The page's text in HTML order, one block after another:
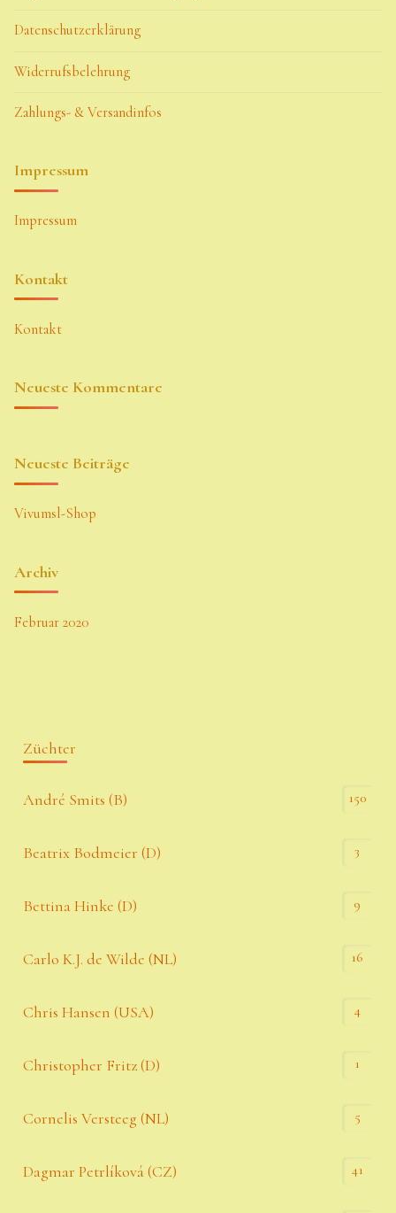
Datenschutzerklärung
Widerrufsbelehrung
Zahlungs- & Versandinfos
Impressum
Impressum
Kontakt
Kontakt
Neueste Kommentare
Neueste Beiträge
Vivumsl-Shop
Archiv
Februar 2020
Züchter
André Smits (B) 150
Beatrix Bodmeier (D) 3
Bettina Hinke (D) 9
Carlo K.J. de Wilde (NL) 16
Chris Hansen (USA) 4
Christopher Fritz (D) 1
Cornelis Versteeg (NL) 5
Dagmar Petrlíková (CZ) 41